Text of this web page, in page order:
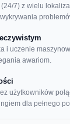
7) z wielu
i uczenie
awariom.
użytkowników
dla pełnego